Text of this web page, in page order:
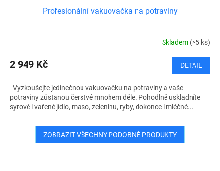
Profesionální vakuovačka na potraviny
Skladem (>5 ks)
2 949 Kč DETAIL
Vyzkoušejte jedinečnou vakuovačku na potraviny a vaše
potraviny zůstanou čerstvé mnohem déle. Pohodlně uskladníte
syrové i vařené jídlo, maso, zeleninu, ryby, dokonce i mléčné...
ZOBRAZIT VŠECHNY PODOBNÉ PRODUKTY